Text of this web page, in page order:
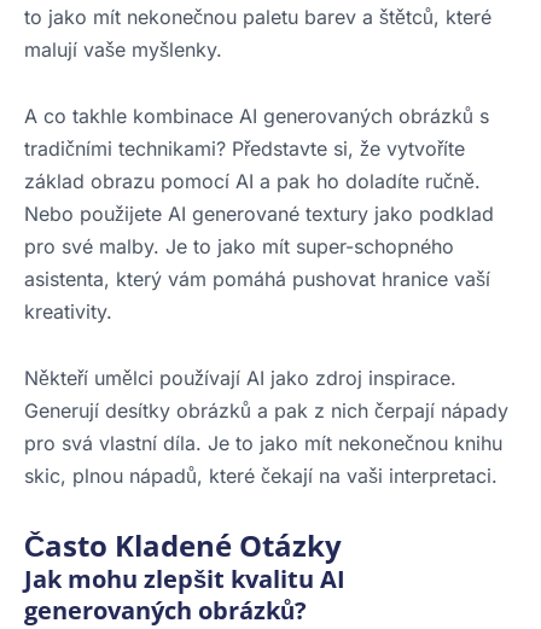
to jako mít nekonečnou paletu barev a štětců, které
malují vaše myšlenky.
A co takhle kombinace AI generovaných obrázků s
tradičními technikami? Představte si, že vytvoříte
základ obrazu pomocí AI a pak ho doladíte ručně.
Nebo použijete AI generované textury jako podklad
pro své malby. Je to jako mít super-schopného
asistenta, který vám pomáhá pushovat hranice vaší
kreativity.
Někteří umělci používají AI jako zdroj inspirace.
Generují desítky obrázků a pak z nich čerpají nápady
pro svá vlastní díla. Je to jako mít nekonečnou knihu
skic, plnou nápadů, které čekají na vaši interpretaci.
Často Kladené Otázky
Jak mohu zlepšit kvalitu AI
generovaných obrázků?